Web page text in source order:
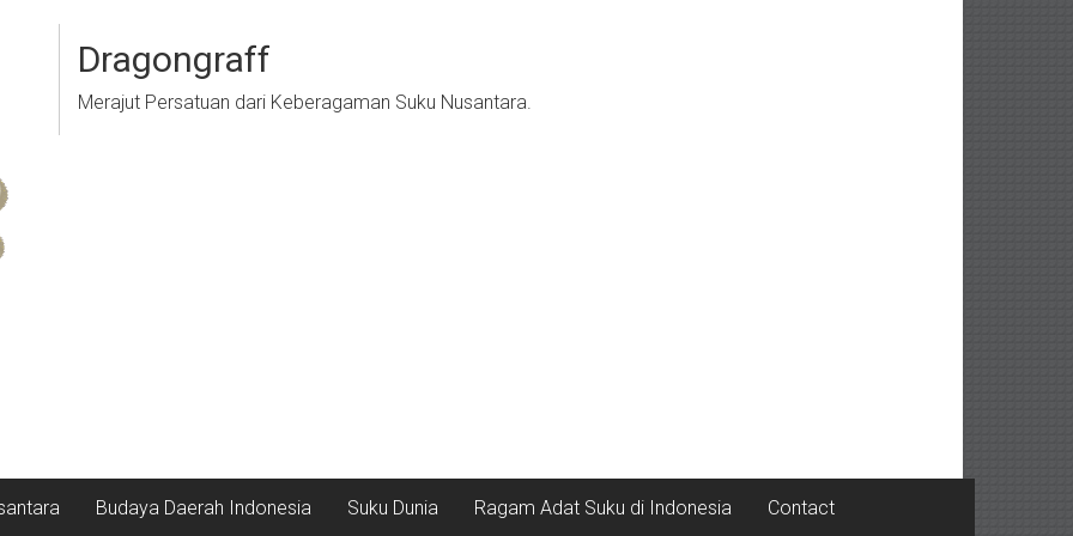
Dragongraff
Merajut Persatuan dari Keberagaman Suku Nusantara.
Budaya Daerah Indonesia Suku Dunia Ragam Adat Suku di Indonesia Contact